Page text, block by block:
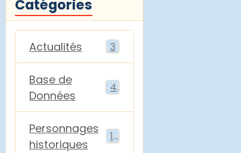
Catégories
Actualités 3
Base de
Données
4
Personnages
historiques
15